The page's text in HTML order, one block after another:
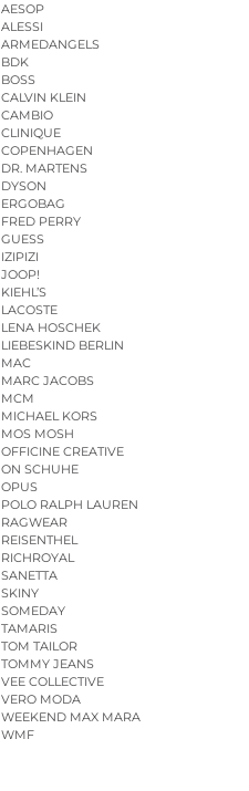
AESOP
ALESSI
ARMEDANGELS
BDK
BOSS
CALVIN KLEIN
CAMBIO
CLINIQUE
COPENHAGEN
DR. MARTENS
DYSON
ERGOBAG
FRED PERRY
GUESS
IZIPIZI
JOOP!
KIEHL’S
LACOSTE
LENA HOSCHEK
LIEBESKIND BERLIN
MAC
MARC JACOBS
MCM
MICHAEL KORS
MOS MOSH
OFFICINE CREATIVE
ON SCHUHE
OPUS
POLO RALPH LAUREN
RAGWEAR
REISENTHEL
RICHROYAL
SANETTA
SKINY
SOMEDAY
TAMARIS
TOM TAILOR
TOMMY JEANS
VEE COLLECTIVE
VERO MODA
WEEKEND MAX MARA
WMF